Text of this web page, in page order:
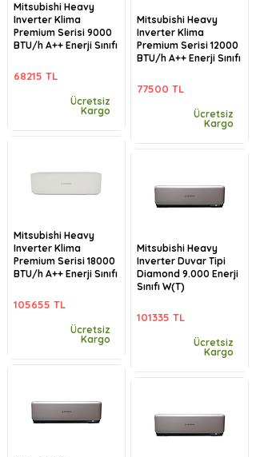
Mitsubishi Heavy
Inverter Klima
Premium Serisi 9000
BTU/h A++ Enerji Sınıfı
68215 TL
Ücretsiz
Kargo
Mitsubishi Heavy
Inverter Klima
Premium Serisi 18000
BTU/h A++ Enerji Sınıfı
105655 TL
Ücretsiz
Kargo
Mitsubishi Heavy
Inverter Klima
Premium Serisi 12000
BTU/h A++ Enerji Sınıfı
77500 TL
Ücretsiz
Kargo
Mitsubishi Heavy
Inverter Duvar Tipi
Diamond 9.000 Enerji
Sınıfı W(T)
101335 TL
Ücretsiz
Kargo